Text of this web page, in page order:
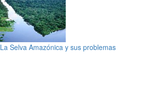
La Selva Amazónica y sus problemas